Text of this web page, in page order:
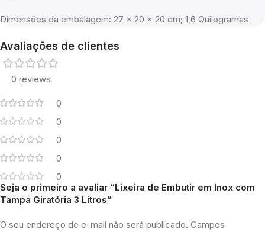
Dimensões da embalagem: ‎27 x 20 x 20 cm; 1,6 Quilogramas
Avaliações de clientes
0 reviews
0
0
0
0
0
Seja o primeiro a avaliar “Lixeira de Embutir em Inox com
Tampa Giratória 3 Litros”
O seu endereço de e-mail não será publicado. Campos